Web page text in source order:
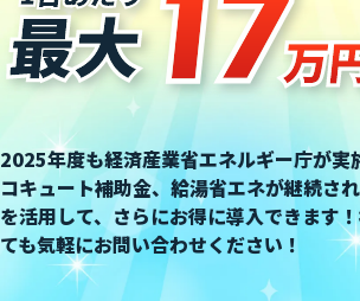
2025年度も経済産業省エネルギー庁が実
コキュート補助金、給湯省エネが継続さ
を活用して、さらにお得に導入できます
ても気軽にお問い合わせください！